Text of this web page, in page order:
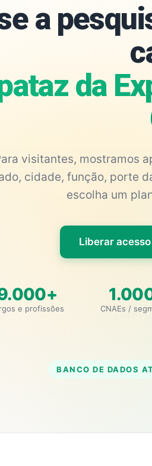
a
da
visitantes, mostramos
cidade, função, porte
escolha um
Liberar
e profissões CNAEs /
BANCO DE DADOS